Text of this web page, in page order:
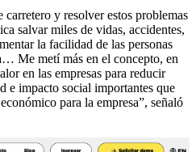
carretero y resolver estos problemas
salvar miles de vidas, accidentes,
la facilidad de las personas
Me metí más en el concepto, en
en las empresas para reducir
e impacto social importantes que
para la empresa”, señaló